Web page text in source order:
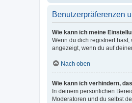
Benutzerpräferenzen
Wie kann ich meine
Wenn du dich registriert
angezeigt, wenn du auf
Nach oben
Wie kann ich verhindern,
In deinem persönlichen
Moderatoren und du selbst